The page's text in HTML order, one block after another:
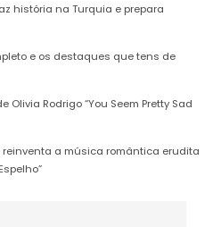
história na Turquia e prepara
e os destaques que tens de
Rodrigo “You Seem Pretty Sad
a música romântica erudita